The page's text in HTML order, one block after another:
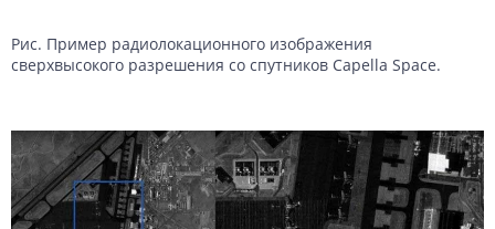
Рис. Пример радиолокационного изображения
сверхвысокого разрешения со спутников Capella Space.